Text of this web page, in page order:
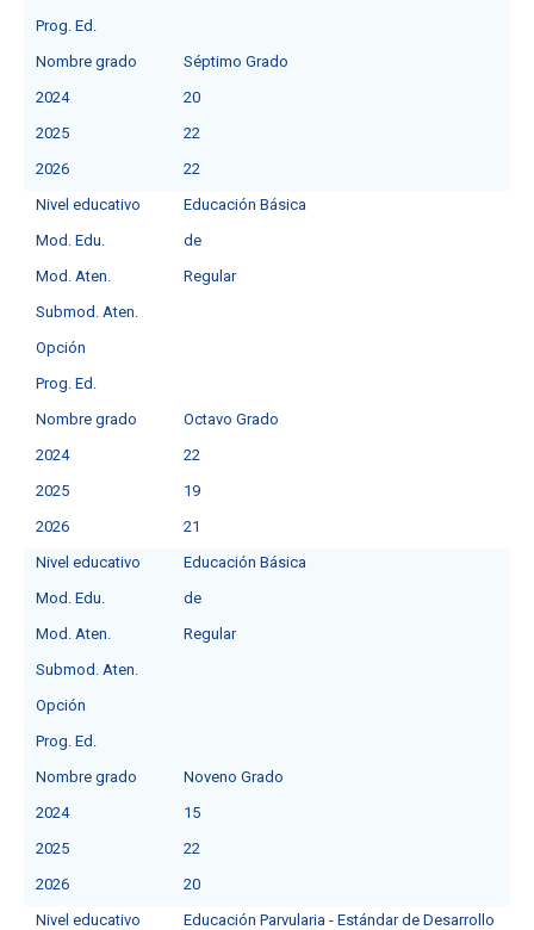
Prog. Ed.
Nombre grado
Séptimo Grado
2024
20
2025
22
2026
22
Nivel educativo
Educación Básica
Mod. Edu.
de
Mod. Aten.
Regular
Submod. Aten.
Opción
Prog. Ed.
Nombre grado
Octavo Grado
2024
22
2025
19
2026
21
Nivel educativo
Educación Básica
Mod. Edu.
de
Mod. Aten.
Regular
Submod. Aten.
Opción
Prog. Ed.
Nombre grado
Noveno Grado
2024
15
2025
22
2026
20
Nivel educativo
Educación Parvularia - Estándar de Desarrollo